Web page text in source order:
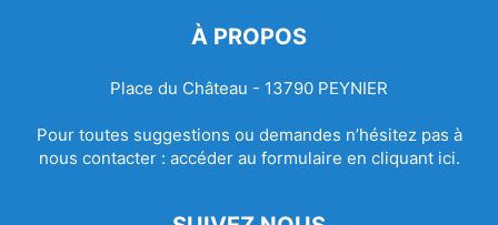
À PROPOS
Place du Château - 13790 PEYNIER
Pour toutes suggestions ou demandes n’hésitez pas à
nous contacter : accéder au formulaire en cliquant ici.